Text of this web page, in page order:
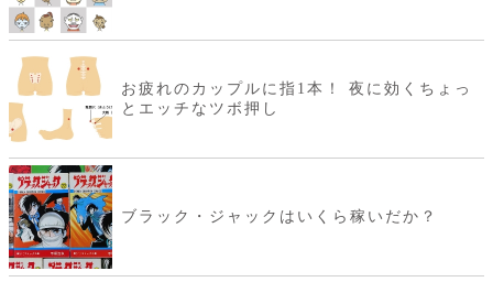
お疲れのカップルに指1本！ 夜に効くちょっ
とエッチなツボ押し
ブラック・ジャックはいくら稼いだか？